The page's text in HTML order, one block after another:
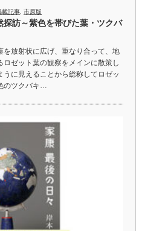
載記事 市原版
訪～紫色を帯びた葉・ツクバ
放射状に広げ、重なり合って、地
ゼット葉の観察をメインに散策し
に見えることから総称してロゼッ
ツクバキ…